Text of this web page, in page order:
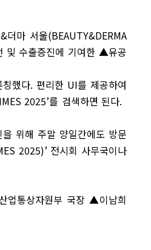
&더마 서울(BEAUTY&DERMA
및 수출증진에 기여한 ▲유공
했다. 편리한 UI를 제공하여
2025’를 검색하면 된다.
을 위해 주말 양일간에도 방문
2025)’ 전시회 사무국이나
업통상자원부 국장 ▲이남희